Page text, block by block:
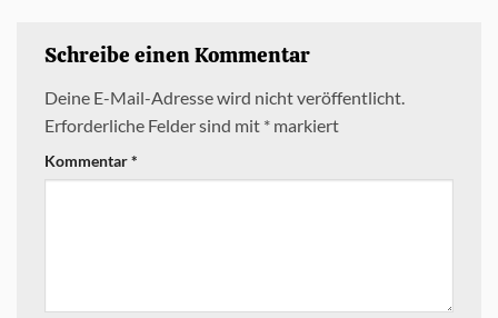
Schreibe einen Kommentar
Deine E-Mail-Adresse wird nicht veröffentlicht.
Erforderliche Felder sind mit * markiert
Kommentar*